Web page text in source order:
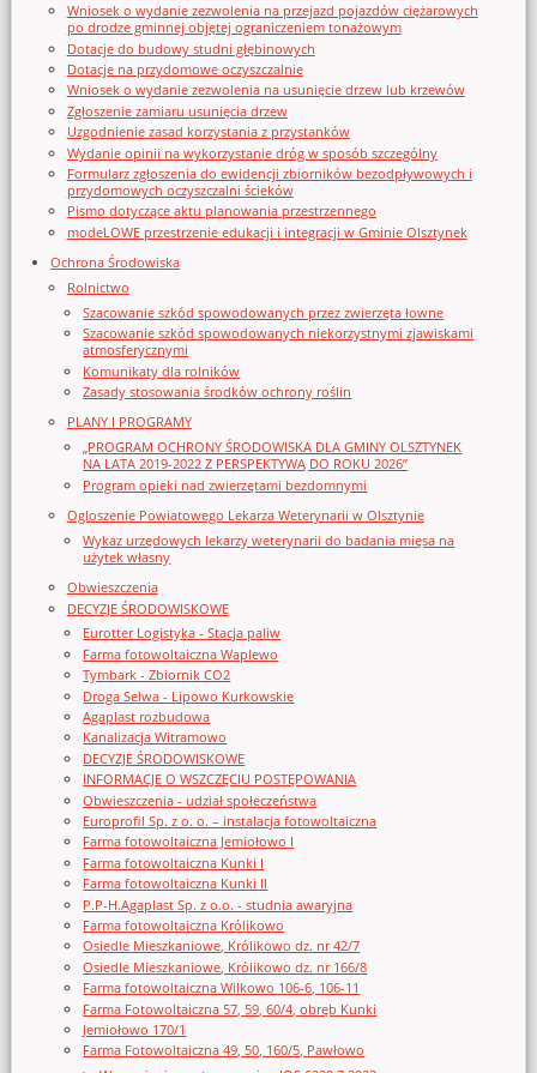
Wniosek o wydanie zezwolenia na przejazd pojazdów ciężarowych
po drodze gminnej objętej ograniczeniem tonażowym
Dotacje do budowy studni głębinowych
Dotacje na przydomowe oczyszczalnie
Wniosek o wydanie zezwolenia na usunięcie drzew lub krzewów
Zgłoszenie zamiaru usunięcia drzew
Uzgodnienie zasad korzystania z przystanków
Wydanie opinii na wykorzystanie dróg w sposób szczególny
Formularz zgłoszenia do ewidencji zbiorników bezodpływowych i
przydomowych oczyszczalni ścieków
Pismo dotyczące aktu planowania przestrzennego
modeLOWE przestrzenie edukacji i integracji w Gminie Olsztynek
Ochrona Środowiska
Rolnictwo
Szacowanie szkód spowodowanych przez zwierzęta łowne
Szacowanie szkód spowodowanych niekorzystnymi zjawiskami
atmosferycznymi
Komunikaty dla rolników
Zasady stosowania środków ochrony roślin
PLANY I PROGRAMY
„PROGRAM OCHRONY ŚRODOWISKA DLA GMINY OLSZTYNEK
NA LATA 2019-2022 Z PERSPEKTYWĄ DO ROKU 2026”
Program opieki nad zwierzętami bezdomnymi
Ogloszenie Powiatowego Lekarza Weterynarii w Olsztynie
Wykaz urzędowych lekarzy weterynarii do badania mięsa na
użytek własny
Obwieszczenia
DECYZJE ŚRODOWISKOWE
Eurotter Logistyka - Stacja paliw
Farma fotowoltaiczna Waplewo
Tymbark - Zbiornik CO2
Droga Selwa - Lipowo Kurkowskie
Agaplast rozbudowa
Kanalizacja Witramowo
DECYZJE ŚRODOWISKOWE
INFORMACJE O WSZCZĘCIU POSTĘPOWANIA
Obwieszczenia - udział społeczeństwa
Europrofil Sp. z o. o. – instalacja fotowoltaiczna
Farma fotowoltaiczna Jemiołowo I
Farma fotowoltaiczna Kunki I
Farma fotowoltaiczna Kunki II
P.P-H.Agaplast Sp. z o.o. - studnia awaryjna
Farma fotowoltaiczna Królikowo
Osiedle Mieszkaniowe, Królikowo dz. nr 42/7
Osiedle Mieszkaniowe, Królikowo dz. nr 166/8
Farma fotowoltaiczna Wilkowo 106-6, 106-11
Farma Fotowoltaiczna 57, 59, 60/4, obręb Kunki
Jemiołowo 170/1
Farma Fotowoltaiczna 49, 50, 160/5, Pawłowo